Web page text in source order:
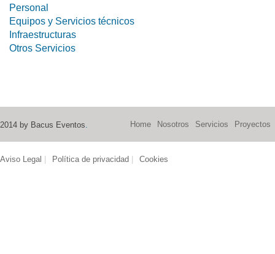
Personal
Equipos y Servicios técnicos
Infraestructuras
Otros Servicios
2014 by Bacus Eventos. Home Nosotros Servicios Proyectos
Aviso Legal Política de privacidad Cookies